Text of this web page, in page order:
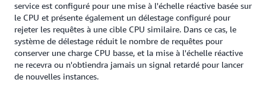
service est configuré pour une mise à l'échelle réactive basée sur
le CPU et présente également un délestage configuré pour
rejeter les requêtes à une cible CPU similaire. Dans ce cas, le
système de délestage réduit le nombre de requêtes pour
conserver une charge CPU basse, et la mise à l'échelle réactive
ne recevra ou n'obtiendra jamais un signal retardé pour lancer
de nouvelles instances.